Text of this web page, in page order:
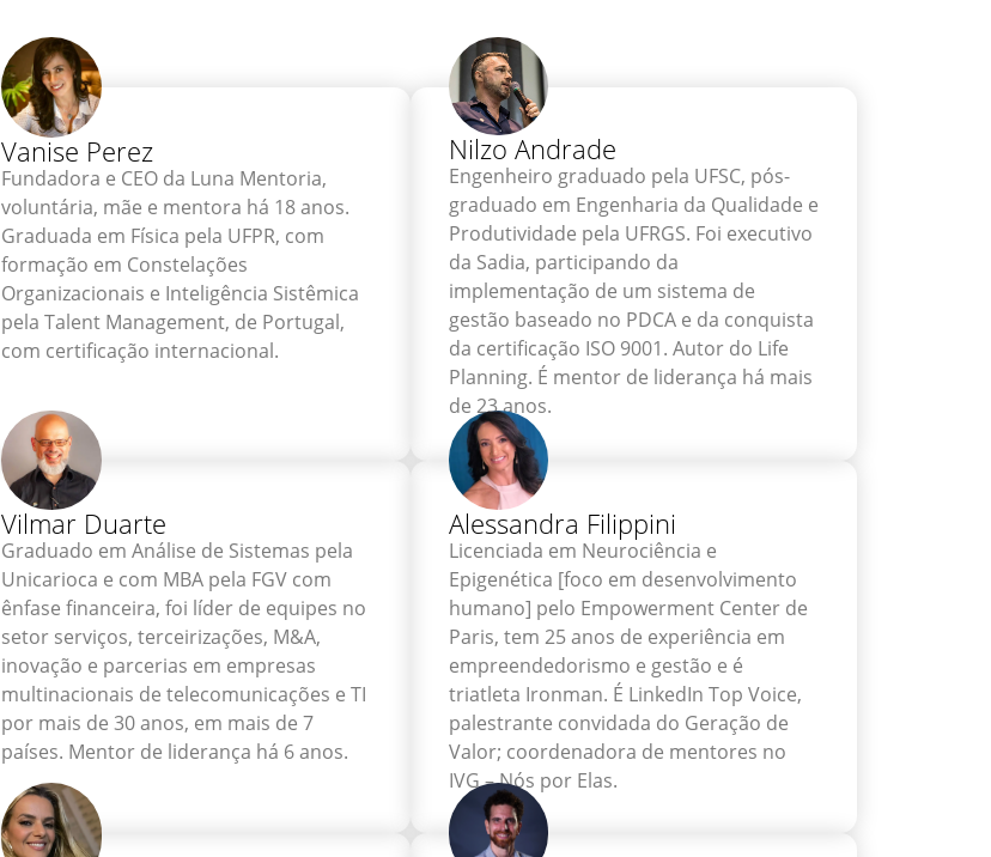
Vanise Perez
Fundadora e CEO da Luna Mentoria,
voluntária, mãe e mentora há 18 anos.
Graduada em Física pela UFPR, com
formação em Constelações
Organizacionais e Inteligência Sistêmica
pela Talent Management, de Portugal,
com certificação internacional.
Nilzo Andrade
Engenheiro graduado pela UFSC, pós-
graduado em Engenharia da Qualidade e
Produtividade pela UFRGS. Foi executivo
da Sadia, participando da
implementação de um sistema de
gestão baseado no PDCA e da conquista
da certificação ISO 9001. Autor do Life
Planning. É mentor de liderança há mais
de 23 anos.
Vilmar Duarte
Graduado em Análise de Sistemas pela
Unicarioca e com MBA pela FGV com
ênfase financeira, foi líder de equipes no
setor serviços, terceirizações, M&A,
inovação e parcerias em empresas
multinacionais de telecomunicações e TI
por mais de 30 anos, em mais de 7
países. Mentor de liderança há 6 anos.
Alessandra Filippini
Licenciada em Neurociência e
Epigenética [foco em desenvolvimento
humano] pelo Empowerment Center de
Paris, tem 25 anos de experiência em
empreendedorismo e gestão e é
triatleta Ironman. É LinkedIn Top Voice,
palestrante convidada do Geração de
Valor; coordenadora de mentores no
IVG – Nós por Elas.